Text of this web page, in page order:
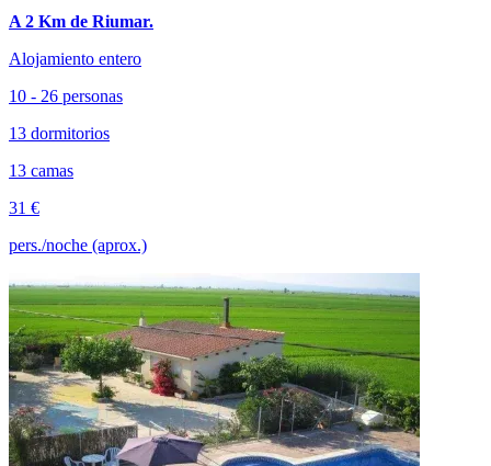
A 2 Km de Riumar.
Alojamiento entero
10 - 26 personas
13 dormitorios
13 camas
31 €
pers./noche (aprox.)